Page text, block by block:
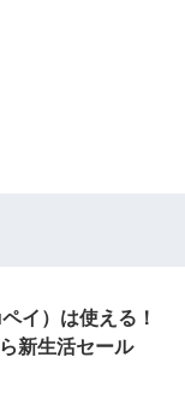
イ）は使える！
新生活セール